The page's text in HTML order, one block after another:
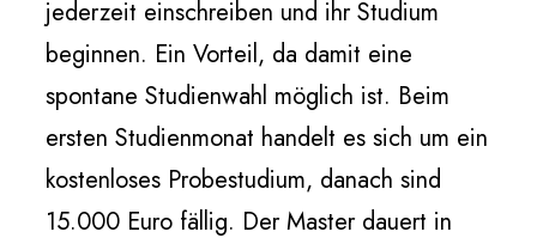
jederzeit einschreiben und ihr Studium
beginnen. Ein Vorteil, da damit eine
spontane Studienwahl möglich ist. Beim
ersten Studienmonat handelt es sich um ein
kostenloses Probestudium, danach sind
15.000 Euro fällig. Der Master dauert in